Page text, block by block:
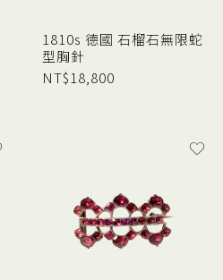
1810s 德國 石榴石無限蛇
型胸針
NT$18,800